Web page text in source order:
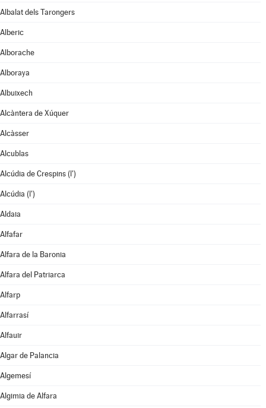
Albalat dels Tarongers
Alberic
Alborache
Alboraya
Albuixech
Alcàntera de Xúquer
Alcàsser
Alcublas
Alcúdia de Crespins (l')
Alcúdia (l')
Aldaia
Alfafar
Alfara de la Baronia
Alfara del Patriarca
Alfarp
Alfarrasí
Alfauir
Algar de Palancia
Algemesí
Algimia de Alfara